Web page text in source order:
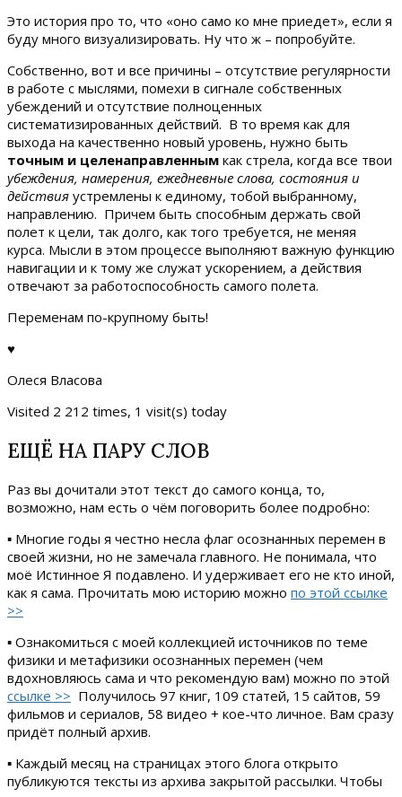
Это история про то, что «оно само ко мне приедет», если я
буду много визуализировать. Ну что ж – попробуйте.
Собственно, вот и все причины – отсутствие регулярности
в работе с мыслями, помехи в сигнале собственных
убеждений и отсутствие полноценных
систематизированных действий. В то время как для
выхода на качественно новый уровень, нужно быть
точным и целенаправленным как стрела, когда все твои
убеждения, намерения, ежедневные слова, состояния и
действия устремлены к единому, тобой выбранному,
направлению. Причем быть способным держать свой
полет к цели, так долго, как того требуется, не меняя
курса. Мысли в этом процессе выполняют важную функцию
навигации и к тому же служат ускорением, а действия
отвечают за работоспособность самого полета.
Переменам по-крупному быть!
♥
Олеся Власова
Visited 2 212 times, 1 visit(s) today
ЕЩЁ НА ПАРУ СЛОВ
Раз вы дочитали этот текст до самого конца, то,
возможно, нам есть о чём поговорить более подробно:
▪ Многие годы я честно несла флаг осознанных перемен в
своей жизни, но не замечала главного. Не понимала, что
моё Истинное Я подавлено. И удерживает его не кто иной,
как я сама. Прочитать мою историю можно по этой ссылке
>>
▪ Ознакомиться с моей коллекцией источников по теме
физики и метафизики осознанных перемен (чем
вдохновляюсь сама и что рекомендую вам) можно по этой
ссылке >> Получилось 97 книг, 109 статей, 15 сайтов, 59
фильмов и сериалов, 58 видео + кое-что личное. Вам сразу
придёт полный архив.
▪ Каждый месяц на страницах этого блога открыто
публикуются тексты из архива закрытой рассылки. Чтобы